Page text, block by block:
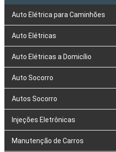
Auto Elétrica para Caminhões
Auto Elétricas
Auto Elétricas a Domicílio
Auto Socorro
Autos Socorro
Injeções Eletrônicas
Manutenção de Carros